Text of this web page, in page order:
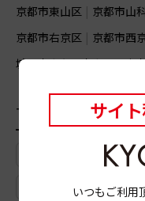
京都市東山区
京都市山
京都市右京区
京都市西
城陽市
向日市 長岡京
TAG おすすめのタグ
# チーズトースト #
# 蛸薬師通麩屋町 #
サイ
いつもご利用